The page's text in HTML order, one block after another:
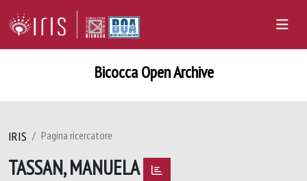
Bicocca Open Archive
IRIS Pagina ricercatore
TASSAN, MANUELA